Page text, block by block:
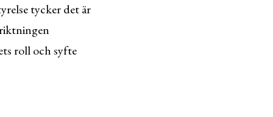
tycker det är
roll och syfte